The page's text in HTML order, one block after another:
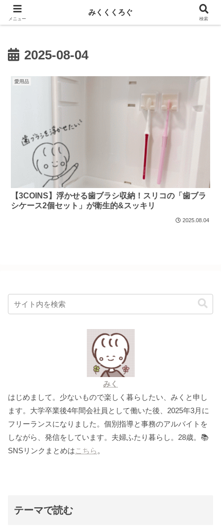
新しい記事はnoteに投稿しています！
2025-08-04
愛用品
【3COINS】浮かせる歯ブラシ収納！スリコの「歯ブラ
シケース2個セット」が衛生的&スッキリ
2025.08.04
みく
はじめまして。少ないもので楽しく暮らしたい、みくと申し
ます。大学卒業後4年間会社員として働いた後、2025年3月に
フリーランスになりました。個別指導と事務のアルバイトを
しながら、発信をしています。夫婦ふたり暮らし。28歳。📚
SNSリンクまとめはこちら 。
テーマで読む
メニュー
みくくくろぐ
検索